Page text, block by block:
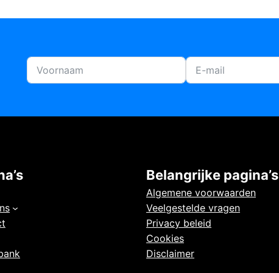
Belangrijke pagina’s
Algemene voorwaarden
Veelgestelde vragen
Privacy beleid
Cookies
Disclaimer